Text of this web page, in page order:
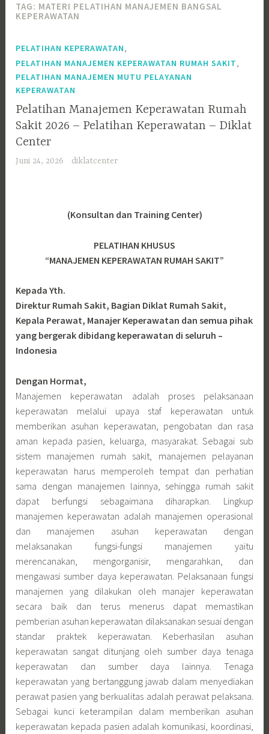
TAG: MATERI PELATIHAN MANAJEMEN BANGSAL
KEPERAWATAN
PELATIHAN KEPERAWATAN,
PELATIHAN MANAJEMEN KEPERAWATAN RUMAH SAKIT,
PELATIHAN MANAJEMEN MUTU PELAYANAN
KEPERAWATAN
Pelatihan Manajemen Keperawatan Rumah
Sakit 2026 – Pelatihan Keperawatan – Diklat
Center
Juni 24, 2026 diklatcenter
(Konsultan dan Training Center)
PELATIHAN KHUSUS
“MANAJEMEN KEPERAWATAN RUMAH SAKIT”
Kepada Yth.
Direktur Rumah Sakit, Bagian Diklat Rumah Sakit,
Kepala Perawat, Manajer Keperawatan dan semua pihak
yang bergerak dibidang keperawatan di seluruh –
Indonesia
Dengan Hormat,
Manajemen keperawatan adalah proses pelaksanaan
keperawatan melalui upaya staf keperawatan untuk
memberikan asuhan keperawatan, pengobatan dan rasa
aman kepada pasien, keluarga, masyarakat. Sebagai sub
sistem manajemen rumah sakit, manajemen pelayanan
keperawatan harus memperoleh tempat dan perhatian
sama dengan manajemen lainnya, sehingga rumah sakit
dapat berfungsi sebagaimana diharapkan. Lingkup
manajemen keperawatan adalah manajemen operasional
dan manajemen asuhan keperawatan dengan
melaksanakan fungsi-fungsi manajemen yaitu
merencanakan, mengorganisir, mengarahkan, dan
mengawasi sumber daya keperawatan. Pelaksanaan fungsi
manajemen yang dilakukan oleh manajer keperawatan
secara baik dan terus menerus dapat memastikan
pemberian asuhan keperawatan dilaksanakan sesuai dengan
standar praktek keperawatan. Keberhasilan asuhan
keperawatan sangat ditunjang oleh sumber daya tenaga
keperawatan dan sumber daya lainnya. Tenaga
keperawatan yang bertanggung jawab dalam menyediakan
perawat pasien yang berkualitas adalah perawat pelaksana.
Sebagai kunci keterampilan dalam memberikan asuhan
keperawatan kepada pasien adalah komunikasi, koordinasi,